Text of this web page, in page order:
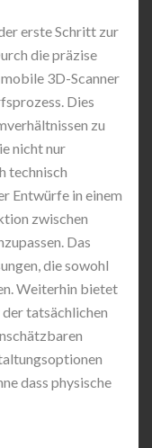
erste Schritt zur
die präzise
3D-Scanner
Dies
zu
nicht nur
technisch
Entwürfe in einem
zwischen
Das
die sowohl
Weiterhin bietet
tatsächlichen
dass physische